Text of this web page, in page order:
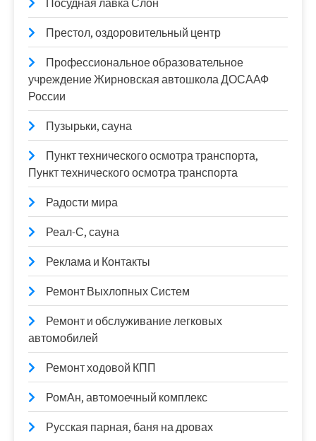
Посудная лавка Слон
Престол, оздоровительный центр
Профессиональное образовательное
учреждение Жирновская автошкола ДОСААФ
России
Пузырьки, сауна
Пункт технического осмотра транспорта,
Пункт технического осмотра транспорта
Радости мира
Реал-С, сауна
Реклама и Контакты
Ремонт Выхлопных Систем
Ремонт и обслуживание легковых
автомобилей
Ремонт ходовой КПП
РомАн, автомоечный комплекс
Русская парная, баня на дровах